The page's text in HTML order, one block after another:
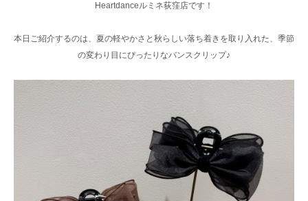
Heartdanceルミネ荻窪店です！
本日ご紹介するのは、夏の軽やかさと秋らしい落ち着きを取り入れた、季節
の変わり目にぴったりなバンスクリップ♪